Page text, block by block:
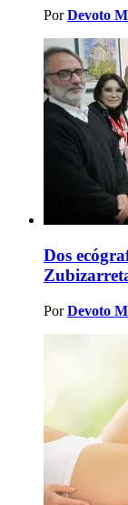
Por Devoto
Dos
Por Devoto